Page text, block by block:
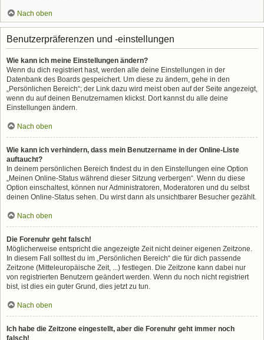
Nach oben
Benutzerpräferenzen und -einstellungen
Wie kann ich meine Einstellungen ändern?
Wenn du dich registriert hast, werden alle deine Einstellungen in der
Datenbank des Boards gespeichert. Um diese zu ändern, gehe in den
„Persönlichen Bereich“; der Link dazu wird meist oben auf der Seite angezeigt,
wenn du auf deinen Benutzernamen klickst. Dort kannst du alle deine
Einstellungen ändern.
Nach oben
Wie kann ich verhindern, dass mein Benutzername in der Online-Liste
auftaucht?
In deinem persönlichen Bereich findest du in den Einstellungen eine Option
„Meinen Online-Status während dieser Sitzung verbergen“. Wenn du diese
Option einschaltest, können nur Administratoren, Moderatoren und du selbst
deinen Online-Status sehen. Du wirst dann als unsichtbarer Besucher gezählt.
Nach oben
Die Forenuhr geht falsch!
Möglicherweise entspricht die angezeigte Zeit nicht deiner eigenen Zeitzone.
In diesem Fall solltest du im „Persönlichen Bereich“ die für dich passende
Zeitzone (Mitteleuropäische Zeit, ...) festlegen. Die Zeitzone kann dabei nur
von registrierten Benutzern geändert werden. Wenn du noch nicht registriert
bist, ist dies ein guter Grund, dies jetzt zu tun.
Nach oben
Ich habe die Zeitzone eingestellt, aber die Forenuhr geht immer noch
falsch!